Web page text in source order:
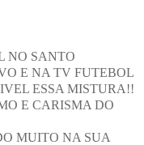
NO SANTO
E NA TV FUTEBOL
ESSA MISTURA!!
E CARISMA DO
MUITO NA SUA